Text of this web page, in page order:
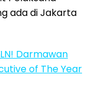
ada di Jakarta
Darmawan
of The Year